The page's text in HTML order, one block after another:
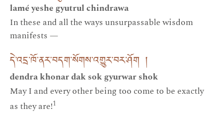
lamé yeshe gyutrul chindrawa
In these and all the ways unsurpassable wisdom
manifests —
དེ་འདྲ་ཁོ་ནར་བདག་སོགས་འགྱུར་བར་ཤོག །
dendra khonar dak sok gyurwar shok
May I and every other being too come to be exactly
as they are!1